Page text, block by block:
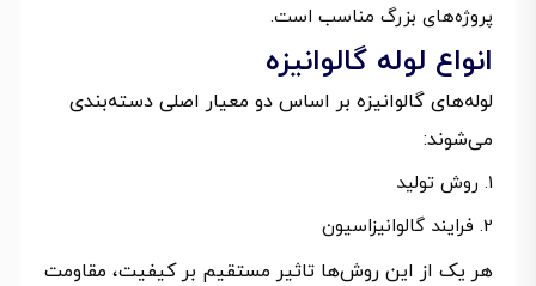
پروژه‌های بزرگ مناسب است.
انواع لوله گالوانیزه
لوله‌های گالوانیزه بر اساس دو معیار اصلی دسته‌بندی
می‌شوند:
روش تولید
فرایند گالوانیزاسیون
هر یک از این روش‌ها تاثیر مستقیم بر کیفیت، مقاومت